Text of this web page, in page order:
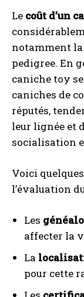
Le coût d’un
notamment la
pedigree. En
caniche toy
caniches de
réputés,
leur lignée et
socialisation
Voici
l’évaluation
Les
affecter la
La
pour cette